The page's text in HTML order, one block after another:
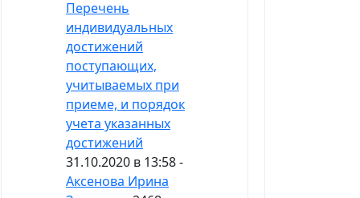
Перечень
индивидуальных
достижений
поступающих,
учитываемых при
приеме, и порядок
учета указанных
достижений
31.10.2020 в 13:58 -
Аксенова Ирина